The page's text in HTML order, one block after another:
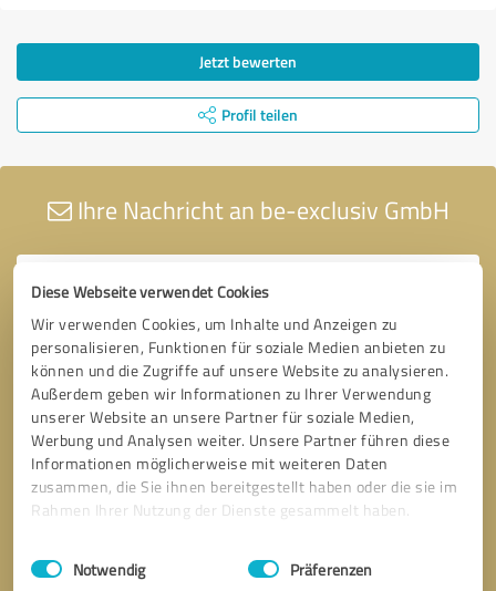
Diese Webseite verwendet Cookies
Wir verwenden Cookies, um Inhalte und Anzeigen zu
personalisieren, Funktionen für soziale Medien anbieten zu
können und die Zugriffe auf unsere Website zu analysieren.
Außerdem geben wir Informationen zu Ihrer Verwendung
unserer Website an unsere Partner für soziale Medien,
Werbung und Analysen weiter. Unsere Partner führen diese
Informationen möglicherweise mit weiteren Daten
zusammen, die Sie ihnen bereitgestellt haben oder die sie im
Rahmen Ihrer Nutzung der Dienste gesammelt haben.
Impressum Datenschutzbestimmungen
Einwilligungsauswahl
Notwendig Präferenzen
Jetzt bewerten
Profil teilen
Ihre Nachricht an be-exclusiv GmbH